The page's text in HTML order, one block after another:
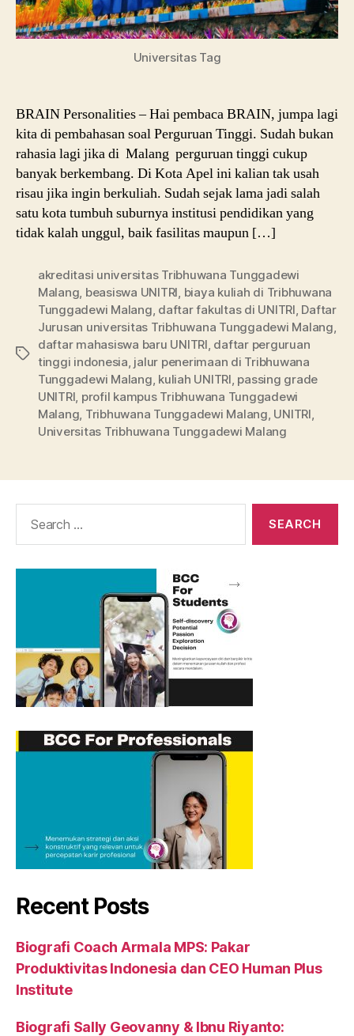
Universitas Tag
BRAIN Personalities – Hai pembaca BRAIN, jumpa lagi
kita di pembahasan soal Perguruan Tinggi. Sudah bukan
rahasia lagi jika di Malang perguruan tinggi cukup
banyak berkembang. Di Kota Apel ini kalian tak usah
risau jika ingin berkuliah. Sudah sejak lama jadi salah
satu kota tumbuh suburnya institusi pendidikan yang
tidak kalah unggul, baik fasilitas maupun […]
Tags
akreditasi universitas Tribhuwana Tunggadewi
Malang beasiswa UNITRI biaya kuliah di Tribhuwana
Tunggadewi Malang daftar fakultas di UNITRI Daftar
Jurusan universitas Tribhuwana Tunggadewi Malang
daftar mahasiswa baru UNITRI daftar perguruan
tinggi indonesia jalur penerimaan di Tribhuwana
Tunggadewi Malang kuliah UNITRI passing grade
UNITRI profil kampus Tribhuwana Tunggadewi
Malang Tribhuwana Tunggadewi Malang UNITRI
Universitas Tribhuwana Tunggadewi Malang
Recent Posts
Biografi Coach Armala MPS: Pakar
Produktivitas Indonesia dan CEO Human Plus
Institute
Biografi Sally Geovanny & Ibnu Riyanto: